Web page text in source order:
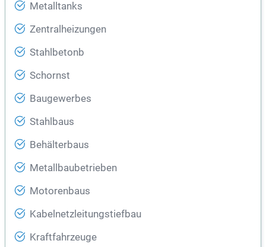
Metalltanks
Zentralheizungen
Stahlbetonb
Schornst
Baugewerbes
Stahlbaus
Behälterbaus
Metallbaubetrieben
Motorenbaus
Kabelnetzleitungstiefbau
Kraftfahrzeuge